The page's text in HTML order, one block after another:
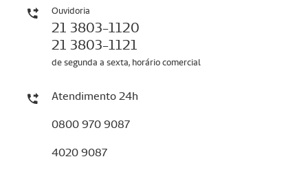
Ouvidoria
21 3803-1120
21 3803-1121
de segunda a sexta, horário comercial
Atendimento 24h
0800 970 9087
4020 9087